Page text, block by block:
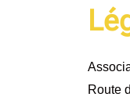
Route